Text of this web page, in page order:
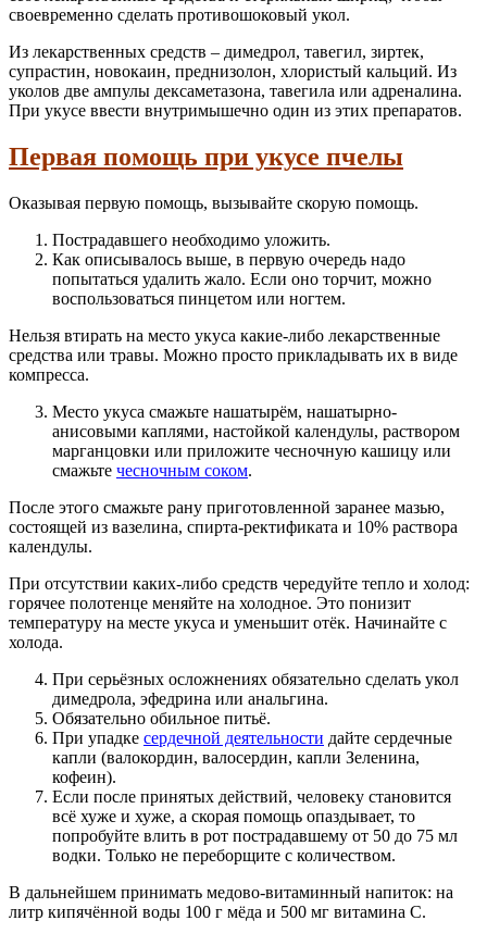
своевременно сделать противошоковый укол.
Из лекарственных средств – димедрол, тавегил, зиртек,
супрастин, новокаин, преднизолон, хлористый кальций. Из
уколов две ампулы дексаметазона, тавегила или адреналина.
При укусе ввести внутримышечно один из этих препаратов.
Первая помощь при укусе пчелы
Оказывая первую помощь, вызывайте скорую помощь.
Пострадавшего необходимо уложить.
Как описывалось выше, в первую очередь надо
попытаться удалить жало. Если оно торчит, можно
воспользоваться пинцетом или ногтем.
Нельзя втирать на место укуса какие-либо лекарственные
средства или травы. Можно просто прикладывать их в виде
компресса.
Место укуса смажьте нашатырём, нашатырно-
анисовыми каплями, настойкой календулы, раствором
марганцовки или приложите чесночную кашицу или
смажьте чесночным соком.
После этого смажьте рану приготовленной заранее мазью,
состоящей из вазелина, спирта-ректификата и 10% раствора
календулы.
При отсутствии каких-либо средств чередуйте тепло и холод:
горячее полотенце меняйте на холодное. Это понизит
температуру на месте укуса и уменьшит отёк. Начинайте с
холода.
При серьёзных осложнениях обязательно сделать укол
димедрола, эфедрина или анальгина.
Обязательно обильное питьё.
При упадке сердечной деятельности дайте сердечные
капли (валокордин, валосердин, капли Зеленина,
кофеин).
Если после принятых действий, человеку становится
всё хуже и хуже, а скорая помощь опаздывает, то
попробуйте влить в рот пострадавшему от 50 до 75 мл
водки. Только не переборщите с количеством.
В дальнейшем принимать медово-витаминный напиток: на
литр кипячённой воды 100 г мёда и 500 мг витамина С.